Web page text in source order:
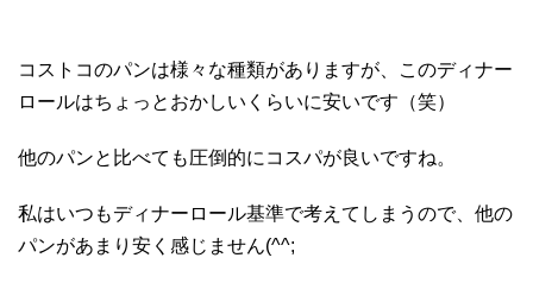
コストコのパンは様々な種類がありますが、このディナー
ロールはちょっとおかしいくらいに安いです（笑）
他のパンと比べても圧倒的にコスパが良いですね。
私はいつもディナーロール基準で考えてしまうので、他の
パンがあまり安く感じません(^^;